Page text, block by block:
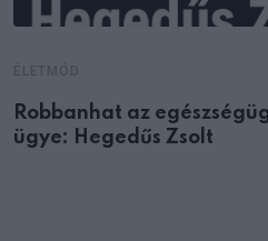
Robbanhat az
ügye: Hegedűs Zsolt